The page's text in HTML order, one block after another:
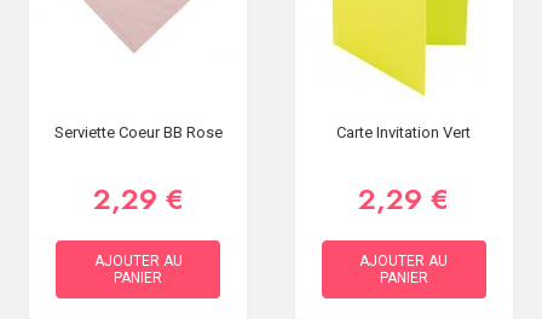
Serviette Coeur BB Rose
2,29 €
AJOUTER AU
PANIER
Carte Invitation Vert
2,29 €
AJOUTER AU
PANIER